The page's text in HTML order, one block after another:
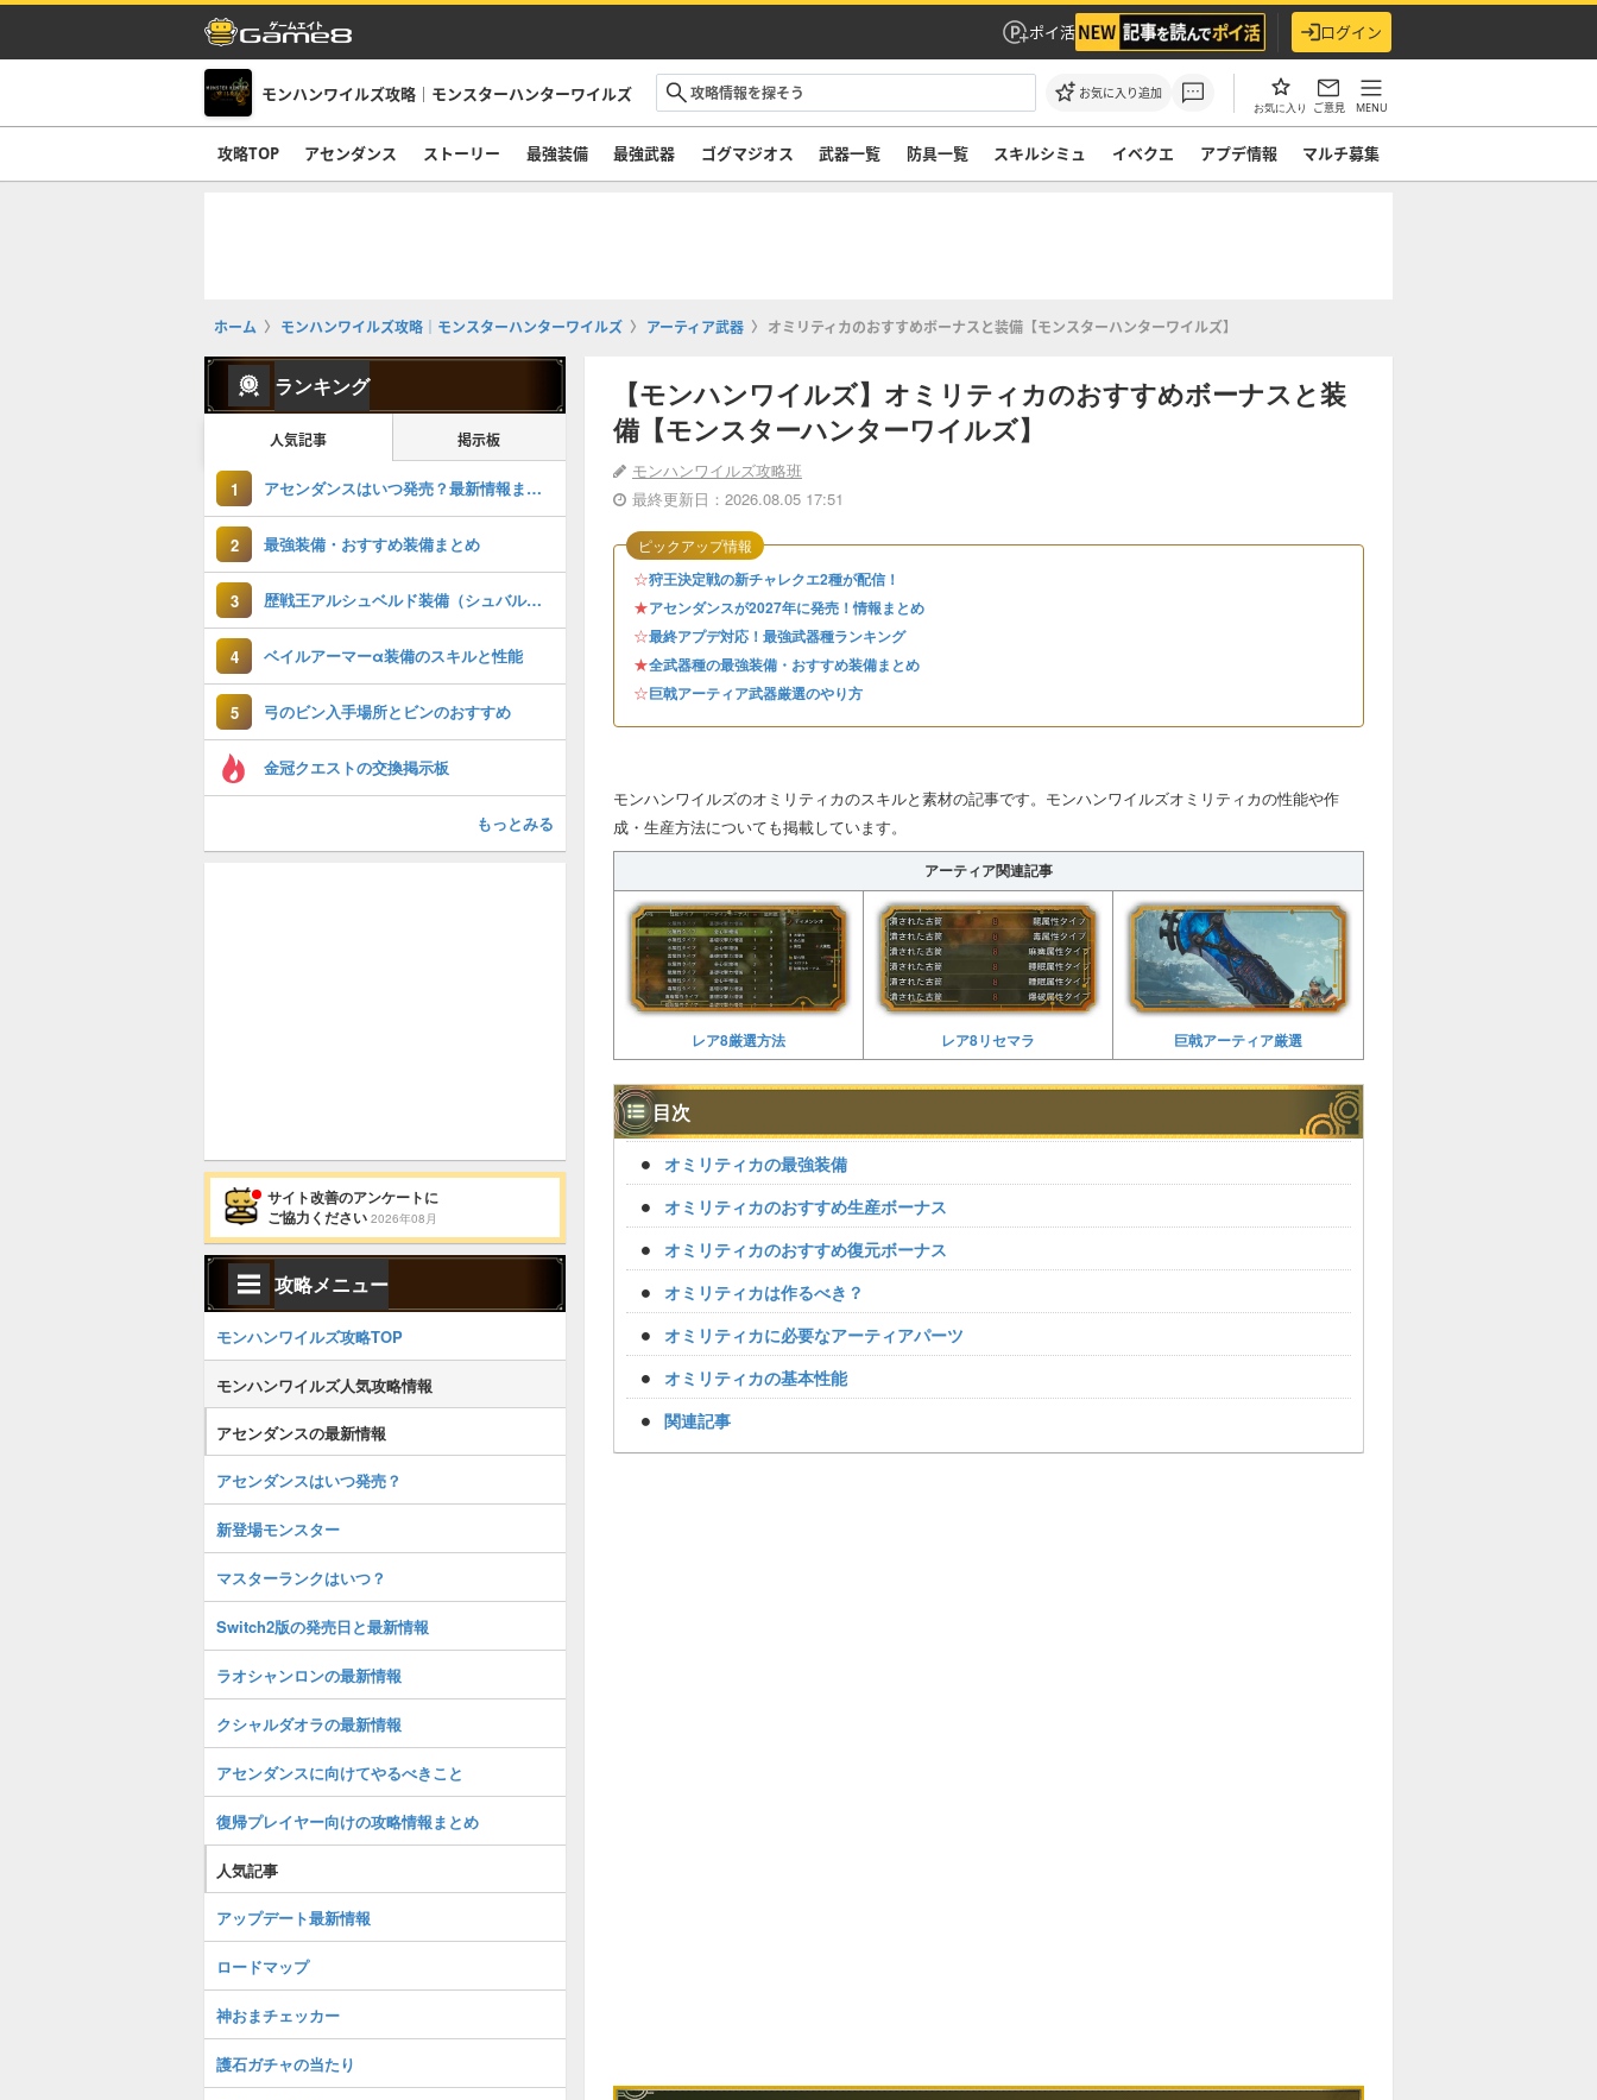
ポイ活 ログイン
モンハンワイルズ攻略｜モンスターハンターワイルズ お気に入り追加
お気に入り ご意見 MENU
攻略TOP アセンダンス ストーリー 最強装備 最強武器 ゴグマジオス 武器一覧 防具一覧 スキルシミュ イベクエ アプデ情報 マルチ募集
ホーム モンハンワイルズ攻略｜モンスターハンターワイルズ アーティア武器 オミリティカのおすすめボーナスと装備【モンスターハンターワイルズ】
【モンハンワイルズ】オミリティカのおすすめボーナスと装
備【モンスターハンターワイルズ】
モンハンワイルズ攻略班
最終更新日：2026.08.05 17:51
☆狩王決定戦の新チャレクエ2種が配信！
★アセンダンスが2027年に発売！情報まとめ
☆最終アプデ対応！最強武器種ランキング
★全武器種の最強装備・おすすめ装備まとめ
☆巨戟アーティア武器厳選のやり方
ピックアップ情報
モンハンワイルズのオミリティカのスキルと素材の記事です。モンハンワイルズオミリティカの性能や作
成・生産方法についても掲載しています。
アーティア関連記事
レア8厳選方法 レア8リセマラ 巨戟アーティア厳選
目次
オミリティカの最強装備
オミリティカのおすすめ生産ボーナス
オミリティカのおすすめ復元ボーナス
オミリティカは作るべき？
オミリティカに必要なアーティアパーツ
オミリティカの基本性能
関連記事
ランキング
人気記事 掲示板
1 アセンダンスはいつ発売？最新情報まとめ
2 最強装備・おすすめ装備まとめ
3 歴戦王アルシュベルド装備（シュバルカγ）のスキルと性能
4 ベイルアーマーα装備のスキルと性能
5 弓のビン入手場所とビンのおすすめ
金冠クエストの交換掲示板
もっとみる
サイト改善のアンケートに
ご協力ください 2026年08月
攻略メニュー
モンハンワイルズ攻略TOP
モンハンワイルズ人気攻略情報
アセンダンスの最新情報
アセンダンスはいつ発売？
新登場モンスター
マスターランクはいつ？
Switch2版の発売日と最新情報
ラオシャンロンの最新情報
クシャルダオラの最新情報
アセンダンスに向けてやるべきこと
復帰プレイヤー向けの攻略情報まとめ
人気記事
アップデート最新情報
ロードマップ
神おまチェッカー
護石ガチャの当たり